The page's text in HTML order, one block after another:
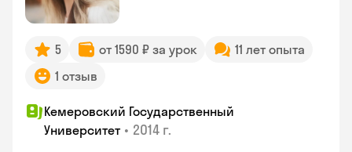
5 от 1590 ₽ за урок
11 лет опыта
1 отзыв
Кемеровский Государственный
Университет • 2014 г.